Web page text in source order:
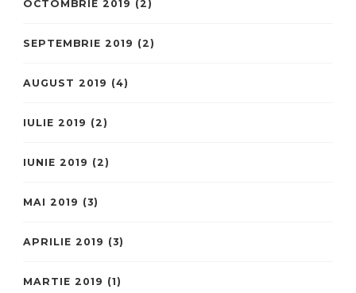
OCTOMBRIE 2019 (2)
SEPTEMBRIE 2019 (2)
AUGUST 2019 (4)
IULIE 2019 (2)
IUNIE 2019 (2)
MAI 2019 (3)
APRILIE 2019 (3)
MARTIE 2019 (1)